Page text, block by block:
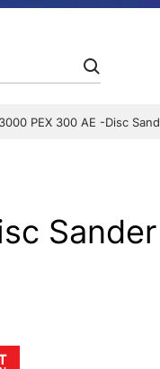
PEX 300 AE -Disc
Sander